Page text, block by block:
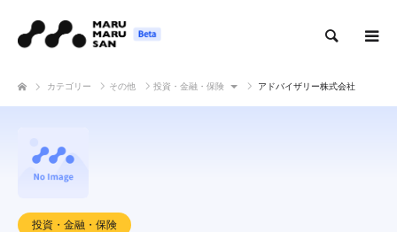
カテゴリー その他 投資・金融・保険 アドバイザリー株式会社
投資・金融・保険